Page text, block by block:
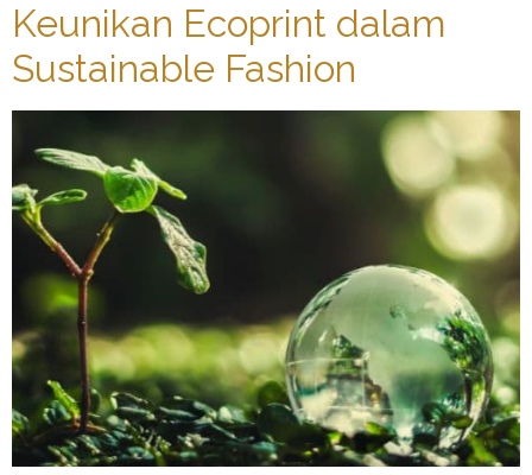
Keunikan Ecoprint dalam
Sustainable Fashion